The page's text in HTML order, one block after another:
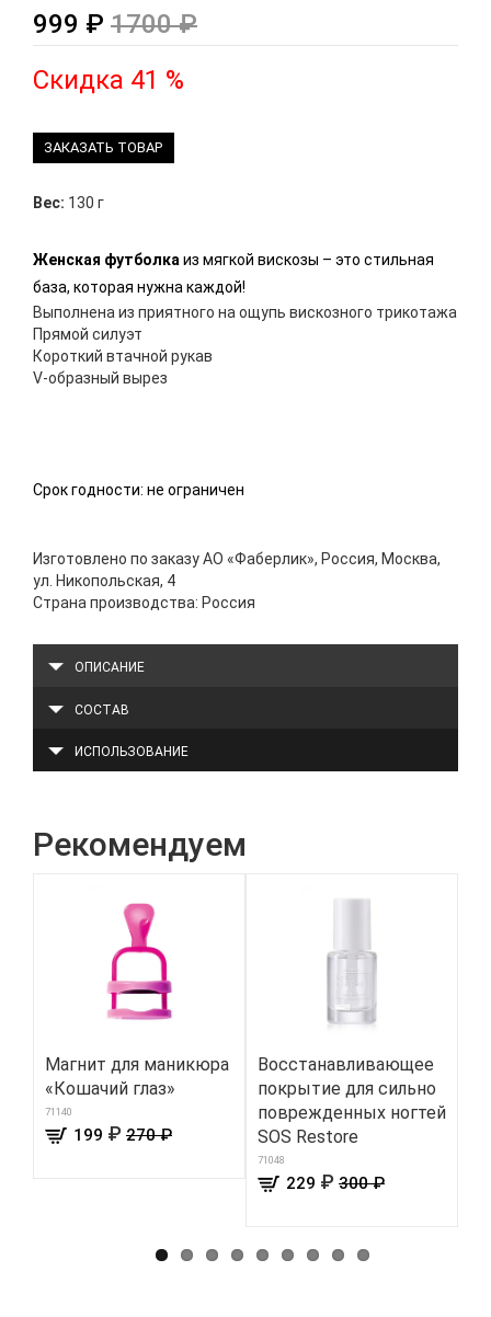
999 ₽ 1700 ₽
Скидка 41 %
ЗАКАЗАТЬ ТОВАР
Вес: 130 г
Женская футболкаиз мягкой вискозы – это стильная
база, которая нужна каждой!
Выполнена из приятного на ощупь вискозного трикотажа
Прямой силуэт
Короткий втачной рукав
V-образный вырез
Срок годности: не ограничен
Изготовлено по заказу АО «Фаберлик», Россия, Москва,
ул. Никопольская, 4
Страна производства: Россия
ОПИСАНИЕ
СОСТАВ
ИСПОЛЬЗОВАНИЕ
Рекомендуем
Магнит для маникюра
«Кошачий глаз»
71140
199 ₽ 270 ₽
Восстанавливающее
покрытие для сильно
поврежденных ногтей
SOS Restore
71048
229 ₽ 300 ₽